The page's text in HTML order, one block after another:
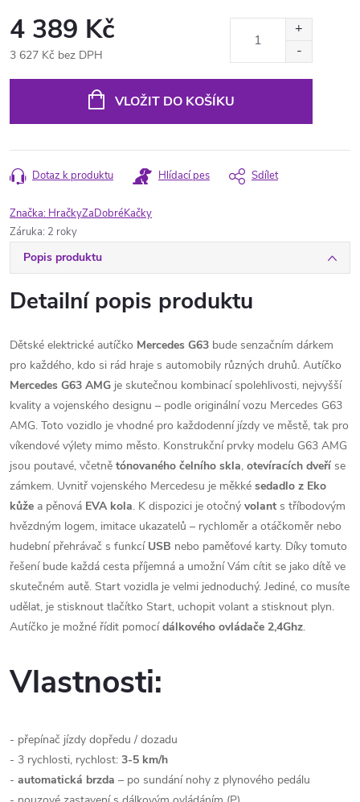
4 389 Kč
3 627 Kč bez DPH
VLOŽIT DO KOŠÍKU
Dotaz k produktu Hlídací pes Sdílet
Značka: HračkyZaDobréKačky
Záruka: 2 roky
Popis produktu
Detailní popis produktu
Dětské elektrické autíčko Mercedes G63 bude senzačním dárkem
pro každého, kdo si rád hraje s automobily různých druhů. Autíčko
Mercedes G63 AMG je skutečnou kombinací spolehlivosti, nejvyšší
kvality a vojenského designu – podle originální vozu Mercedes G63
AMG. Toto vozidlo je vhodné pro každodenní jízdy ve městě, tak pro
víkendové výlety mimo město. Konstrukční prvky modelu G63 AMG
jsou poutavé, včetně tónovaného čelního skla, otevíracích dveří se
zámkem. Uvnitř vojenského Mercedesu je měkké sedadlo z Eko
kůže a pěnová EVA kola. K dispozici je otočný volant s tříbodovým
hvězdným logem, imitace ukazatelů – rychloměr a otáčkoměr nebo
hudební přehrávač s funkcí USB nebo paměťové karty. Díky tomuto
řešení bude každá cesta příjemná a umožní Vám cítit se jako dítě ve
skutečném autě. Start vozidla je velmi jednoduchý. Jediné, co musíte
udělat, je stisknout tlačítko Start, uchopit volant a stisknout plyn.
Autíčko je možné řídit pomocídálkového ovládače 2,4Ghz.
Vlastnosti:
- přepínač jízdy dopředu / dozadu
- 3 rychlosti, rychlost: 3-5 km/h
- automatická brzda – po sundání nohy z plynového pedálu